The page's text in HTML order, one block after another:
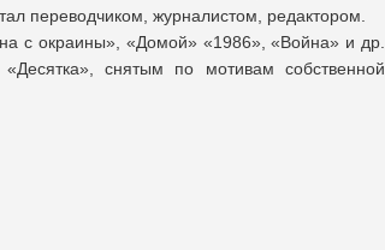
переводчиком, журналистом, редактором.
с окраины», «Домой» «1986», «Война» и др.
снятым по мотивам собственной